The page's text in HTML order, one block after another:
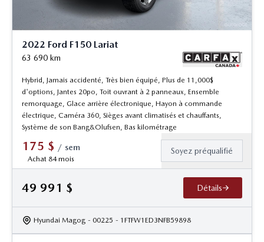
2022 Ford F150 Lariat
63 690 km
Hybrid, Jamais accidenté, Très bien équipé, Plus de 11,000$
d'options, Jantes 20po, Toit ouvrant à 2 panneaux, Ensemble
remorquage, Glace arrière électronique, Hayon à commande
électrique, Caméra 360, Sièges avant climatisés et chauffants,
Système de son Bang&Olufsen, Bas kilométrage
175 $ / sem
Achat 84 mois
Soyez préqualifié
49 991 $ Détails
Hyundai Magog - 00225 - 1FTFW1ED3NFB59898